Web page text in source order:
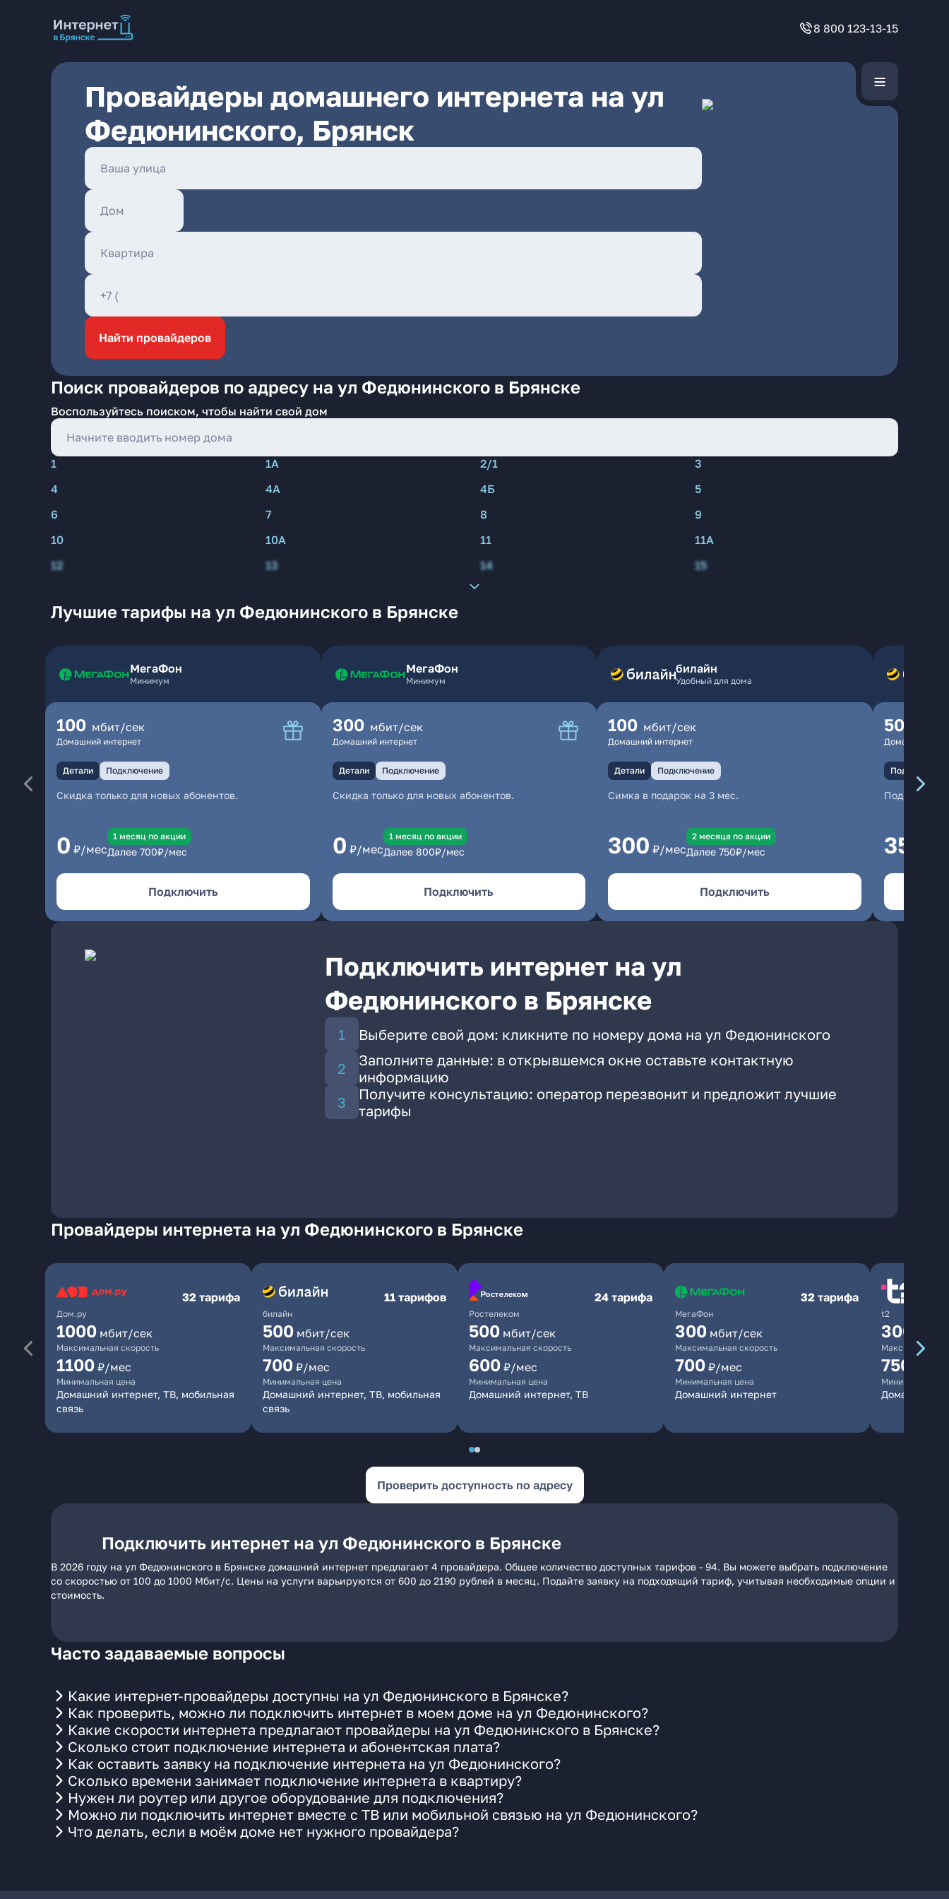
8 800 123-13-15
Провайдеры домашнего интернета на ул
Федюнинского, Брянск
Найти провайдеров
Поиск провайдеров по адресу на ул Федюнинского в Брянске
Воспользуйтесь поиском, чтобы найти свой дом
1 1А 2/1
3
4
4А 4Б
5
6
7 8
9
10
10А 11
11А
12
13 14 15
Лучшие тарифы на ул Федюнинского в Брянске
МегаФон
Минимум
100 мбит/сек
Домашний интернет
Детали Подключение
Скидка только для новых абонентов.
0 ₽/мес
1 месяц по акции
Далее 700₽/мес
Подключить
МегаФон
Минимум
300 мбит/сек
Домашний интернет
Детали Подключение
Скидка только для новых абонентов.
0 ₽/мес
1 месяц по акции
Далее 800₽/мес
Подключить
билайн
Удобный для дома
100 мбит/сек
Домашний интернет
Детали Подключение
Симка в подарок на 3 мес.
300 ₽/мес
2 месяцa по акции
Далее 750₽/мес
Подключить
500
Домашний
Подключение
350
Подключить интернет на ул
Федюнинского в Брянске
Выберите свой дом: кликните по номеру дома на ул Федюнинского
Заполните данные: в открывшемся окне оставьте контактную
информацию
Получите консультацию: оператор перезвонит и предложит лучшие
тарифы
Провайдеры интернета на ул Федюнинского в Брянске
Дом.ру
32 тарифа
1000 мбит/сек
Максимальная скорость
1100 ₽/мес
Минимальная цена
Домашний интернет, ТВ, мобильная
связь
билайн
11 тарифов
500 мбит/сек
Максимальная скорость
700 ₽/мес
Минимальная цена
Домашний интернет, ТВ, мобильная
связь
Ростелеком
24 тарифа
500 мбит/сек
Максимальная скорость
600 ₽/мес
Минимальная цена
Домашний интернет, ТВ
МегаФон
32 тарифа
300 мбит/сек
Максимальная скорость
700 ₽/мес
Минимальная цена
Домашний интернет
t2
300
Максимальная
750
Минимальная
Домашний
Проверить доступность по адресу
Подключить интернет на ул Федюнинского в Брянске
В 2026 году на ул Федюнинского в Брянске домашний интернет предлагают 4 провайдера. Общее количество доступных тарифов - 94. Вы можете выбрать подключение
со скоростью от 100 до 1000 Мбит/с. Цены на услуги варьируются от 600 до 2190 рублей в месяц. Подайте заявку на подходящий тариф, учитывая необходимые опции и
стоимость.
Часто задаваемые вопросы
Какие интернет-провайдеры доступны на ул Федюнинского в Брянске?
Как проверить, можно ли подключить интернет в моем доме на ул Федюнинского?
Какие скорости интернета предлагают провайдеры на ул Федюнинского в Брянске?
Сколько стоит подключение интернета и абонентская плата?
Как оставить заявку на подключение интернета на ул Федюнинского?
Сколько времени занимает подключение интернета в квартиру?
Нужен ли роутер или другое оборудование для подключения?
Можно ли подключить интернет вместе с ТВ или мобильной связью на ул Федюнинского?
Что делать, если в моём доме нет нужного провайдера?